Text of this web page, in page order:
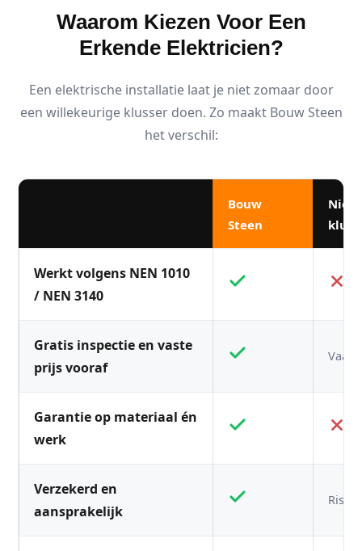
Waarom Kiezen Voor Een
Erkende Elektricien?
Een elektrische installatie laat je niet zomaar door
een willekeurige klusser doen. Zo maakt Bouw Steen
het verschil:
Bouw
Steen
Niet-
Werkt volgens NEN 1010
/ NEN 3140
Gratis inspectie en vaste
prijs vooraf
Vaak
Garantie op materiaal én
werk
Verzekerd en
aansprakelijk